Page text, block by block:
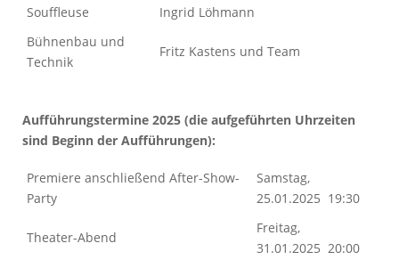
Souffleuse
Ingrid Löhmann
Bühnenbau und
Technik
Fritz Kastens und Team
Aufführungstermine 2025 (die aufgeführten Uhrzeiten
sind Beginn der Aufführungen):
Premiere anschließend After-Show-
Party
Samstag,
25.01.2025 19:30
Theater-Abend
Freitag,
31.01.2025 20:00